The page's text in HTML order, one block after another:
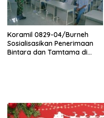
Koramil 0829-04/Burneh
Sosialisasikan Penerimaan
Bintara dan Tamtama di